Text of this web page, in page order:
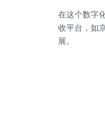
在这个数字
收平台，如
展。